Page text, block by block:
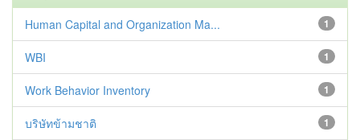
1
Human Capital and Organization Ma...
1
WBI
1
Work Behavior Inventory
1
บริษัทข้ามชาติ